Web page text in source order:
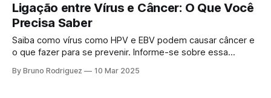
Ligação entre Vírus e Câncer: O Que Você
Precisa Saber
Saiba como vírus como HPV e EBV podem causar câncer e
o que fazer para se prevenir. Informe-se sobre essa
o risco de câncer? Em 2024, estudos destacaram como o
By Bruno Rodriguez 10 Mar 2025